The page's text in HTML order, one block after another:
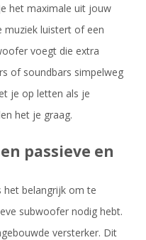
het maximale uit jouw
muziek luistert of een
voegt die extra
of soundbars simpelweg
je op letten als je
het je graag.
passieve en
het belangrijk om te
subwoofer nodig hebt.
versterker. Dit